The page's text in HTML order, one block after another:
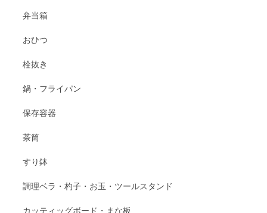
弁当箱
おひつ
栓抜き
鍋・フライパン
保存容器
茶筒
すり鉢
調理ベラ・杓子・お玉・ツールスタンド
カッティッグボード・まな板